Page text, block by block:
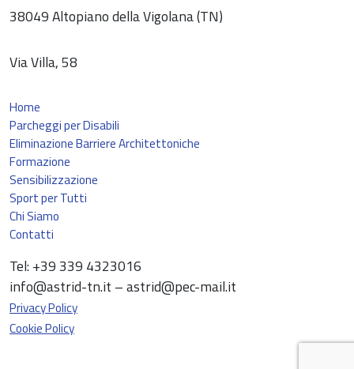
38049 Altopiano della Vigolana (TN)
Via Villa, 58
Home
Parcheggi per Disabili
Eliminazione Barriere Architettoniche
Formazione
Sensibilizzazione
Sport per Tutti
Chi Siamo
Contatti
Tel: +39 339 4323016
info@astrid-tn.it – astrid@pec-mail.it
Privacy Policy
Cookie Policy